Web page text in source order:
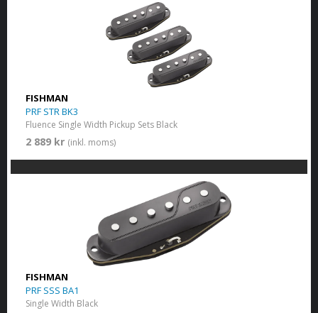
FISHMAN
PRF STR BK3
Fluence Single Width Pickup Sets Black
2 889 kr (inkl. moms)
FISHMAN
PRF SSS BA1
Single Width Black